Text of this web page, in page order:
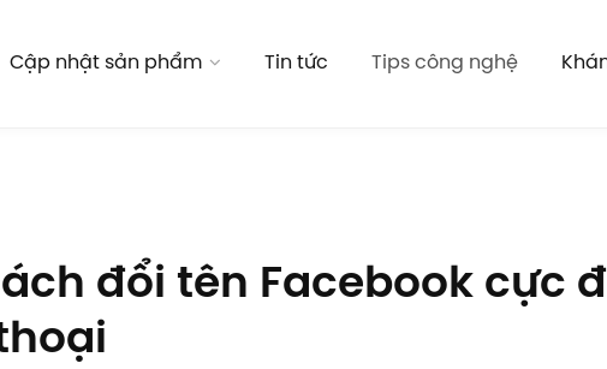
Cập nhật sản phẩm Tin tức Tips công nghệ
đổi tên Facebook cực